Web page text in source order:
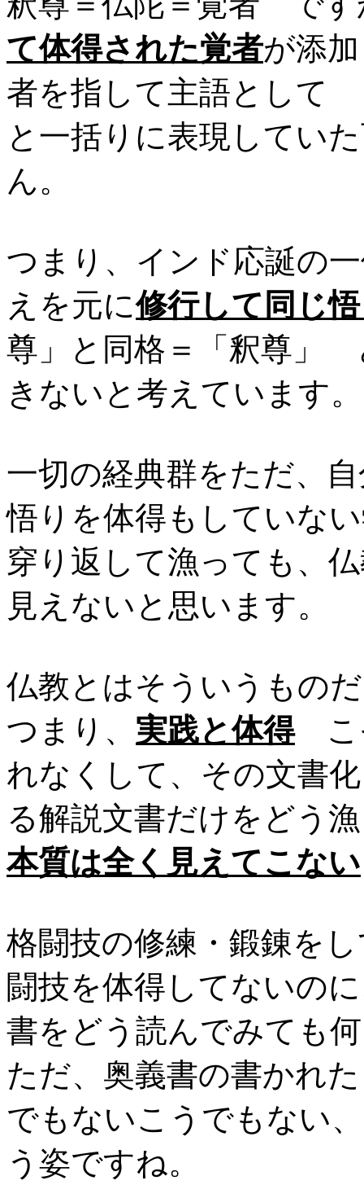
て体得された覚者が添
者を指して主語とし
と一括りに表現してい
ん。
つまり、インド応誕の
えを元に修行して同じ
尊」と同格＝「釈尊」
きないと考えています。
一切の経典群をただ、
悟りを体得もしていな
穿り返して漁っても、
見えないと思います。
仏教とはそういうもの
つまり、 実践と体得こ
れなくして、その文書
る解説文書だけをどう
本質は全く見えてこない
格闘技の修練・鍛錬を
闘技を体得してないの
書をどう読んでみても
ただ、奥義書の書かれ
でもないこうでもない
う姿ですね。